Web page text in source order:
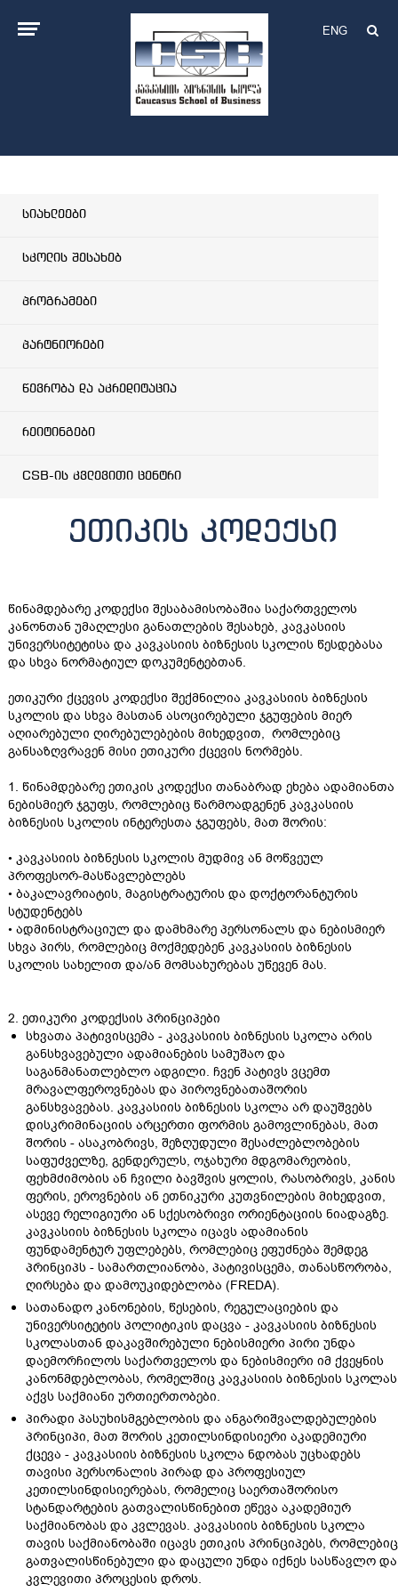
ENG
სიახლეები
სკოლის შესახებ
პროგრამები
პარტნიორები
წევრობა და აკრედიტაცია
რეიტინგები
CSB-ის კვლევითი ცენტრი
ეთიკის კოდექსი
წინამდებარე კოდექსი შესაბამისობაშია საქართველოს
კანონთან უმაღლესი განათლების შესახებ, კავკასიის
უნივერსიტეტისა და კავკასიის ბიზნესის სკოლის წესდებასა
და სხვა ნორმატიულ დოკუმენტებთან.
ეთიკური ქცევის კოდექსი შექმნილია კავკასიის ბიზნესის
სკოლის და სხვა მასთან ასოცირებული ჯგუფების მიერ
აღიარებული ღირებულებების მიხედვით, რომლებიც
განსაზღვრავენ მისი ეთიკური ქცევის ნორმებს.
1. წინამდებარე ეთიკის კოდექსი თანაბრად ეხება ადამიანთა
ნებისმიერ ჯგუფს, რომლებიც წარმოადგენენ კავკასიის
ბიზნესის სკოლის ინტერესთა ჯგუფებს, მათ შორის:
• კავკასიის ბიზნესის სკოლის მუდმივ ან მოწვეულ
პროფესორ-მასწავლებლებს
• ბაკალავრიატის, მაგისტრატურის და დოქტორანტურის
სტუდენტებს
• ადმინისტრაციულ და დამხმარე პერსონალს და ნებისმიერ
სხვა პირს, რომლებიც მოქმედებენ კავკასიის ბიზნესის
სკოლის სახელით და/ან მომსახურებას უწევენ მას.
2. ეთიკური კოდექსის პრინციპები
სხვათა პატივისცემა - კავკასიის ბიზნესის სკოლა არის
განსხვავებული ადამიანების სამუშაო და
საგანმანათლებლო ადგილი. ჩვენ პატივს ვცემთ
მრავალფეროვნებას და პიროვნებათაშორის
განსხვავებას. კავკასიის ბიზნესის სკოლა არ დაუშვებს
დისკრიმინაციის არცერთი ფორმის გამოვლინებას, მათ
შორის - ასაკობრივს, შეზღუდული შესაძლებლობების
საფუძველზე, გენდერულს, ოჯახური მდგომარეობის,
ფეხმძიმობის ან ჩვილი ბავშვის ყოლის, რასობრივს, კანის
ფერის, ეროვნების ან ეთნიკური კუთვნილების მიხედვით,
ასევე რელიგიური ან სქესობრივი ორიენტაციის ნიადაგზე.
კავკასიის ბიზნესის სკოლა იცავს ადამიანის
ფუნდამენტურ უფლებებს, რომლებიც ეფუძნება შემდეგ
პრინციპს - სამართლიანობა, პატივისცემა, თანასწორობა,
ღირსება და დამოუკიდებლობა (FREDA).
სათანადო კანონების, წესების, რეგულაციების და
უნივერსიტეტის პოლიტიკის დაცვა - კავკასიის ბიზნესის
სკოლასთან დაკავშირებული ნებისმიერი პირი უნდა
დაემორჩილოს საქართველოს და ნებისმიერი იმ ქვეყნის
კანონმდებლობას, რომელშიც კავკასიის ბიზნესის სკოლას
აქვს საქმიანი ურთიერთობები.
პირადი პასუხისმგებლობის და ანგარიშვალდებულების
პრინციპი, მათ შორის კეთილსინდისიერი აკადემიური
ქცევა - კავკასიის ბიზნესის სკოლა ნდობას უცხადებს
თავისი პერსონალის პირად და პროფესიულ
კეთილსინდისიერებას, რომელიც საერთაშორისო
სტანდარტების გათვალისწინებით ეწევა აკადემიურ
საქმიანობას და კვლევას. კავკასიის ბიზნესის სკოლა
თავის საქმიანობაში იცავს ეთიკის პრინციპებს, რომლებიც
გათვალისწინებული და დაცული უნდა იქნეს სასწავლო და
კვლევითი პროცესის დროს.